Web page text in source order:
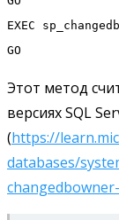
EXEC
GO
Этот метод
версиях SQL
(https://
databases/